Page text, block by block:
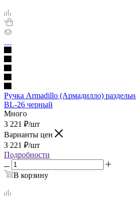
Ручка Armadillo (Армадилло)
BL-26 черный
Много
3 221 ₽/шт
Варианты цен
3 221 ₽/шт
Подробности
В корзину